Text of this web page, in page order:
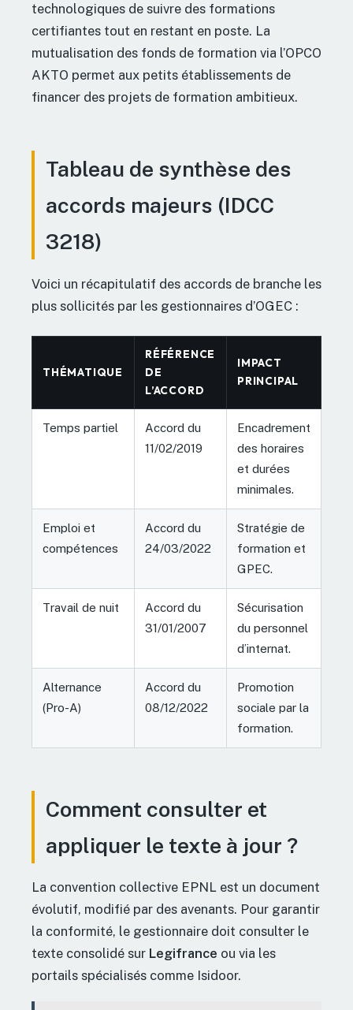
technologiques de suivre des formations
certifiantes tout en restant en poste. La
mutualisation des fonds de formation via l’OPCO
AKTO permet aux petits établissements de
financer des projets de formation ambitieux.
Tableau de synthèse des
accords majeurs (IDCC
3218)
Voici un récapitulatif des accords de branche les
plus sollicités par les gestionnaires d’OGEC :
THÉMATIQUE
RÉFÉRENCE
DE
L’ACCORD
IMPACT
PRINCIPAL
Temps partiel
Accord du
11/02/2019
Encadrement
des horaires
et durées
minimales.
Emploi et
compétences
Accord du
24/03/2022
Stratégie de
formation et
GPEC.
Travail de nuit
Accord du
31/01/2007
Sécurisation
du personnel
d’internat.
Alternance
(Pro-A)
Accord du
08/12/2022
Promotion
sociale par la
formation.
Comment consulter et
appliquer le texte à jour ?
La convention collective EPNL est un document
évolutif, modifié par des avenants. Pour garantir
la conformité, le gestionnaire doit consulter le
texte consolidé sur Legifrance ou via les
portails spécialisés comme Isidoor.